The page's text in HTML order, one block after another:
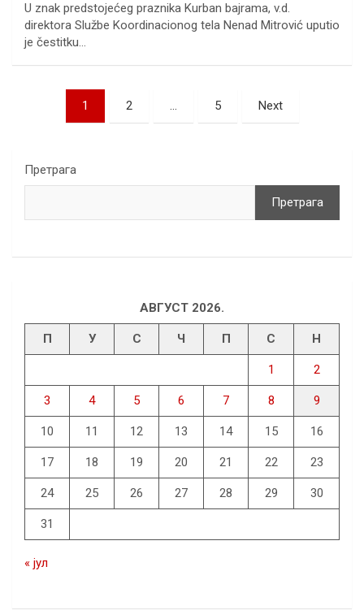
U znak predstojećeg praznika Kurban bajrama, v.d.
direktora Službe Koordinacionog tela Nenad Mitrović uputio
je čestitku…
Пагинација
чланака
1 2 … 5 Next
Претрага
Претрага
АВГУСТ 2026.
П У С Ч П С Н
1 2
3 4 5 6 7 8 9
10 11 12 13 14 15 16
17 18 19 20 21 22 23
24 25 26 27 28 29 30
31
« јул